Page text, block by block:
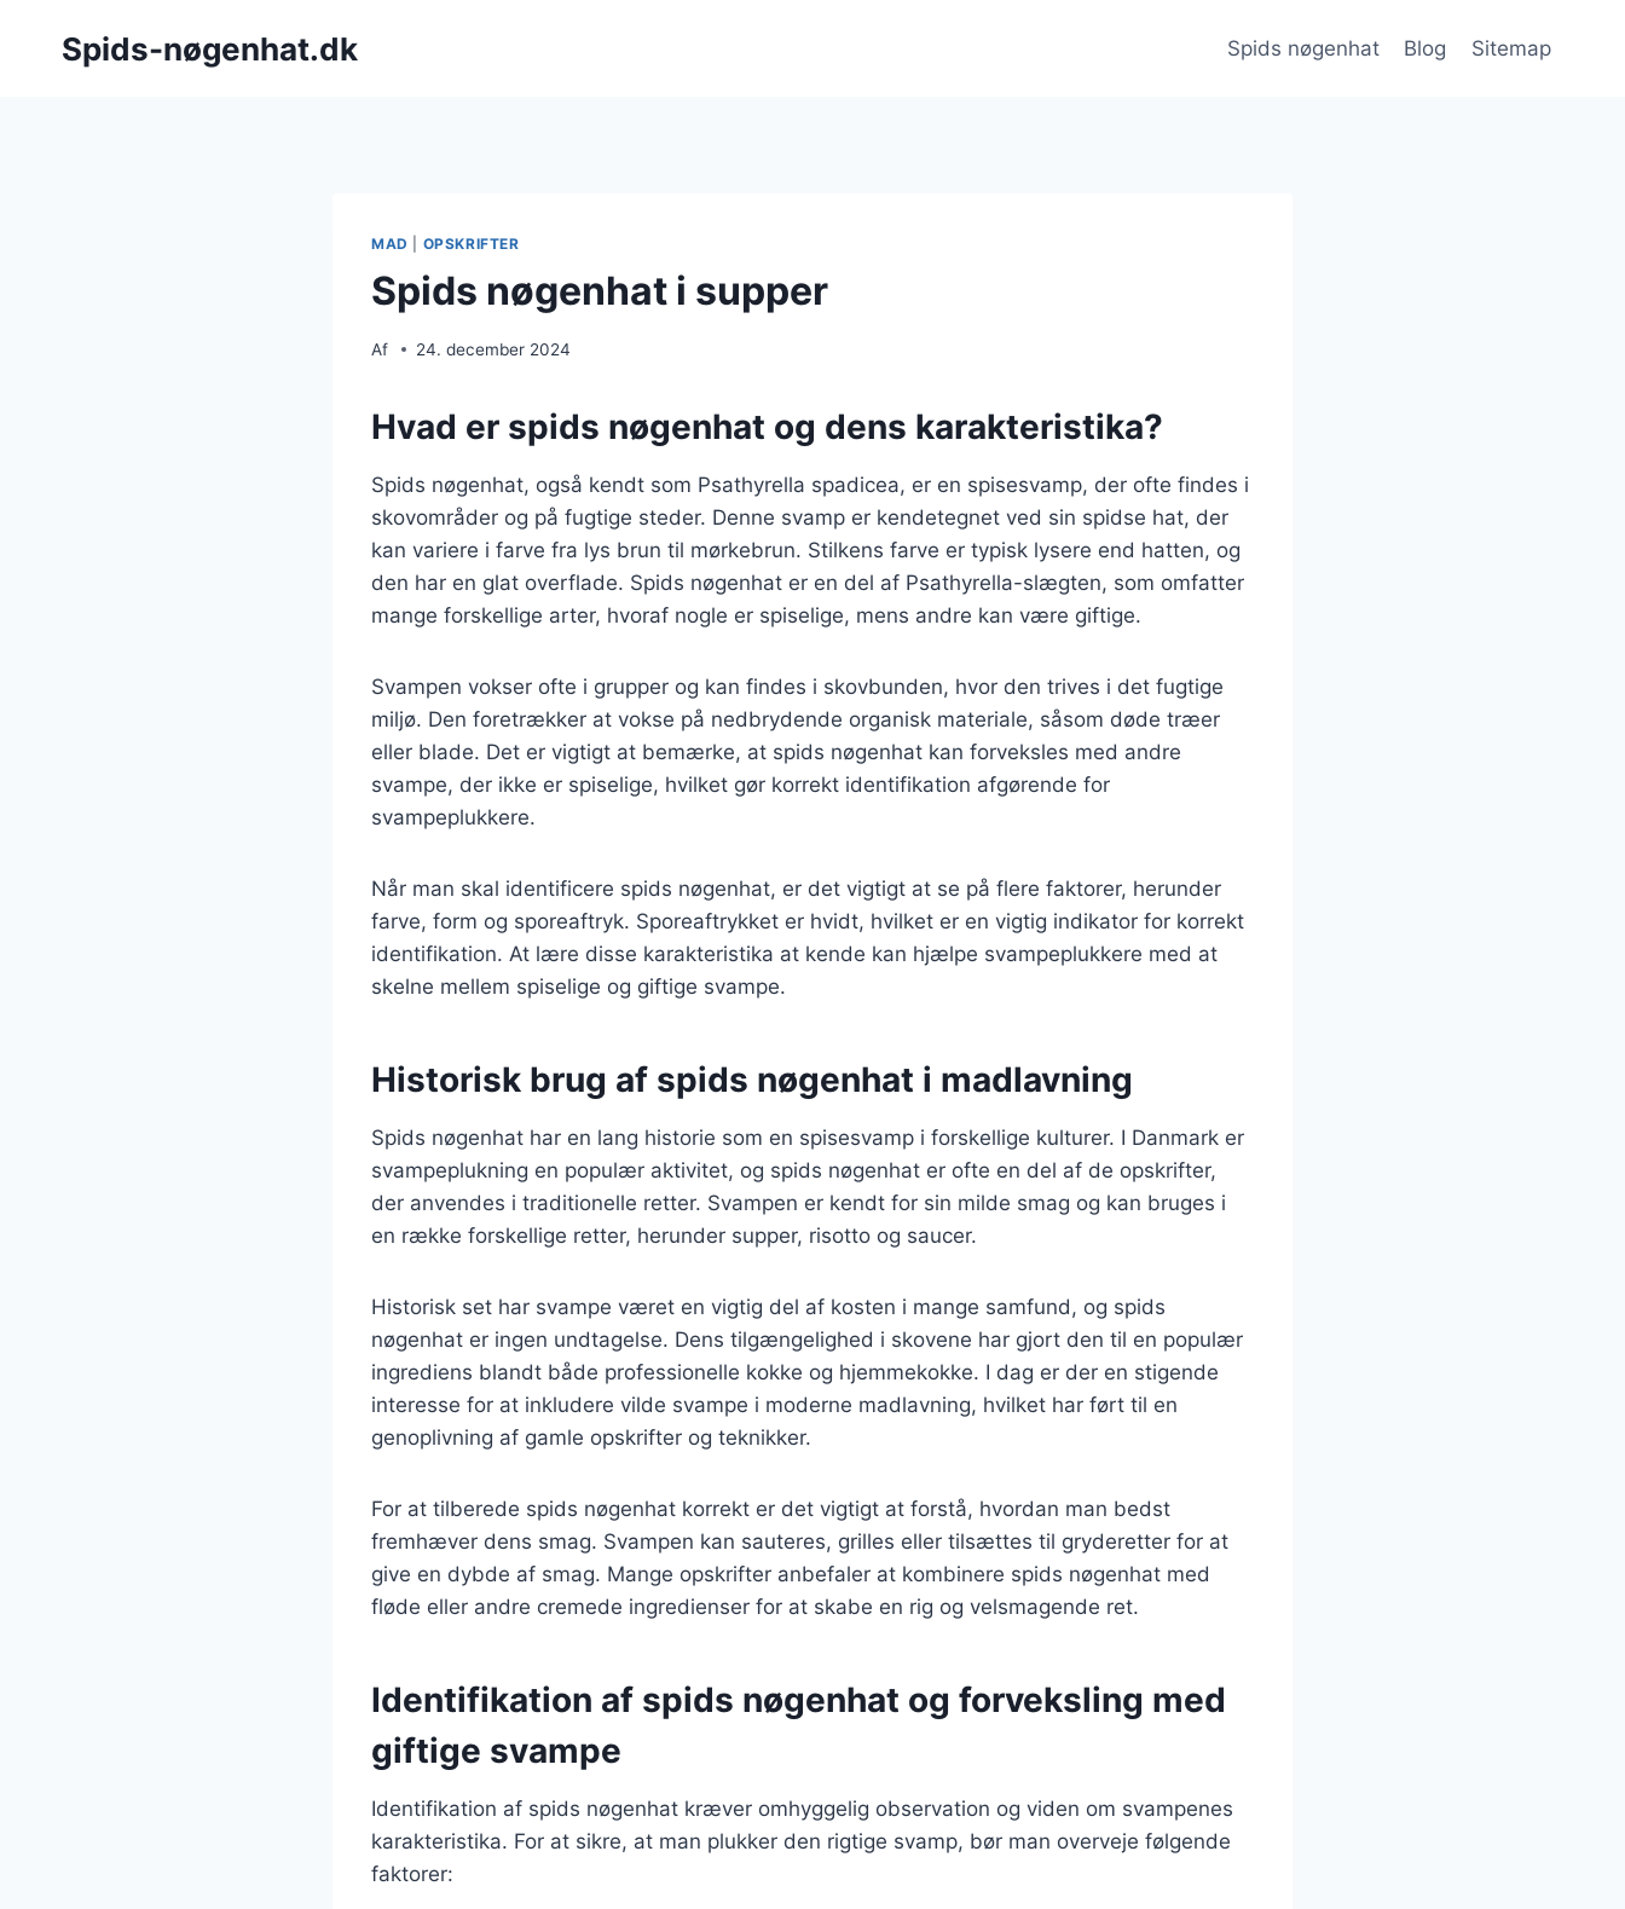
Spids-nøgenhat.dk Spids nøgenhat Blog Sitemap
MAD OPSKRIFTER
Spids nøgenhat i supper
Af 24. december 2024
Hvad er spids nøgenhat og dens karakteristika?
Spids nøgenhat, også kendt som Psathyrella spadicea, er en spisesvamp, der ofte findes i
skovområder og på fugtige steder. Denne svamp er kendetegnet ved sin spidse hat, der
kan variere i farve fra lys brun til mørkebrun. Stilkens farve er typisk lysere end hatten, og
den har en glat overflade. Spids nøgenhat er en del af Psathyrella-slægten, som omfatter
mange forskellige arter, hvoraf nogle er spiselige, mens andre kan være giftige.
Svampen vokser ofte i grupper og kan findes i skovbunden, hvor den trives i det fugtige
miljø. Den foretrækker at vokse på nedbrydende organisk materiale, såsom døde træer
eller blade. Det er vigtigt at bemærke, at spids nøgenhat kan forveksles med andre
svampe, der ikke er spiselige, hvilket gør korrekt identifikation afgørende for
svampeplukkere.
Når man skal identificere spids nøgenhat, er det vigtigt at se på flere faktorer, herunder
farve, form og sporeaftryk. Sporeaftrykket er hvidt, hvilket er en vigtig indikator for korrekt
identifikation. At lære disse karakteristika at kende kan hjælpe svampeplukkere med at
skelne mellem spiselige og giftige svampe.
Historisk brug af spids nøgenhat i madlavning
Spids nøgenhat har en lang historie som en spisesvamp i forskellige kulturer. I Danmark er
svampeplukning en populær aktivitet, og spids nøgenhat er ofte en del af de opskrifter,
der anvendes i traditionelle retter. Svampen er kendt for sin milde smag og kan bruges i
en række forskellige retter, herunder supper, risotto og saucer.
Historisk set har svampe været en vigtig del af kosten i mange samfund, og spids
nøgenhat er ingen undtagelse. Dens tilgængelighed i skovene har gjort den til en populær
ingrediens blandt både professionelle kokke og hjemmekokke. I dag er der en stigende
interesse for at inkludere vilde svampe i moderne madlavning, hvilket har ført til en
genoplivning af gamle opskrifter og teknikker.
For at tilberede spids nøgenhat korrekt er det vigtigt at forstå, hvordan man bedst
fremhæver dens smag. Svampen kan sauteres, grilles eller tilsættes til gryderetter for at
give en dybde af smag. Mange opskrifter anbefaler at kombinere spids nøgenhat med
fløde eller andre cremede ingredienser for at skabe en rig og velsmagende ret.
Identifikation af spids nøgenhat og forveksling med
giftige svampe
Identifikation af spids nøgenhat kræver omhyggelig observation og viden om svampenes
karakteristika. For at sikre, at man plukker den rigtige svamp, bør man overveje følgende
faktorer: